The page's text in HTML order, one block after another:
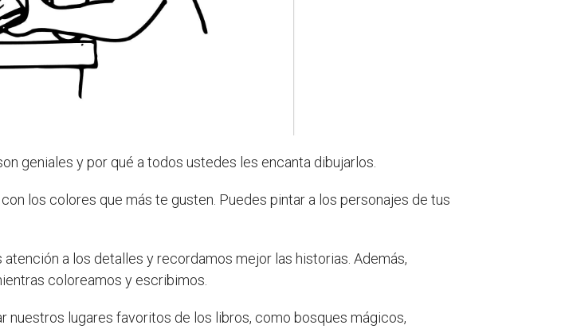
geniales y por qué a todos ustedes les encanta dibujarlos.
los colores que más te gusten. Puedes pintar a los personajes de tus
a los detalles y recordamos mejor las historias. Además,
coloreamos y escribimos.
nuestros lugares favoritos de los libros, como bosques mágicos,